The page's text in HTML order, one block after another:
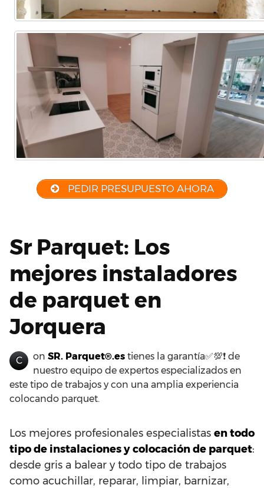
PEDIR PRESUPUESTO AHORA
Sr Parquet: Los
mejores instaladores
de parquet en
Jorquera
C on SR. Parquet®.es tienes la garantía✅💯❗ de
nuestro equipo de expertos especializados en
este tipo de trabajos y con una amplia experiencia
colocando parquet.
Los mejores profesionales especialistas en todo
tipo de instalaciones y colocación de parquet:
desde gris a balear y todo tipo de trabajos
como acuchillar, reparar, limpiar, barnizar,